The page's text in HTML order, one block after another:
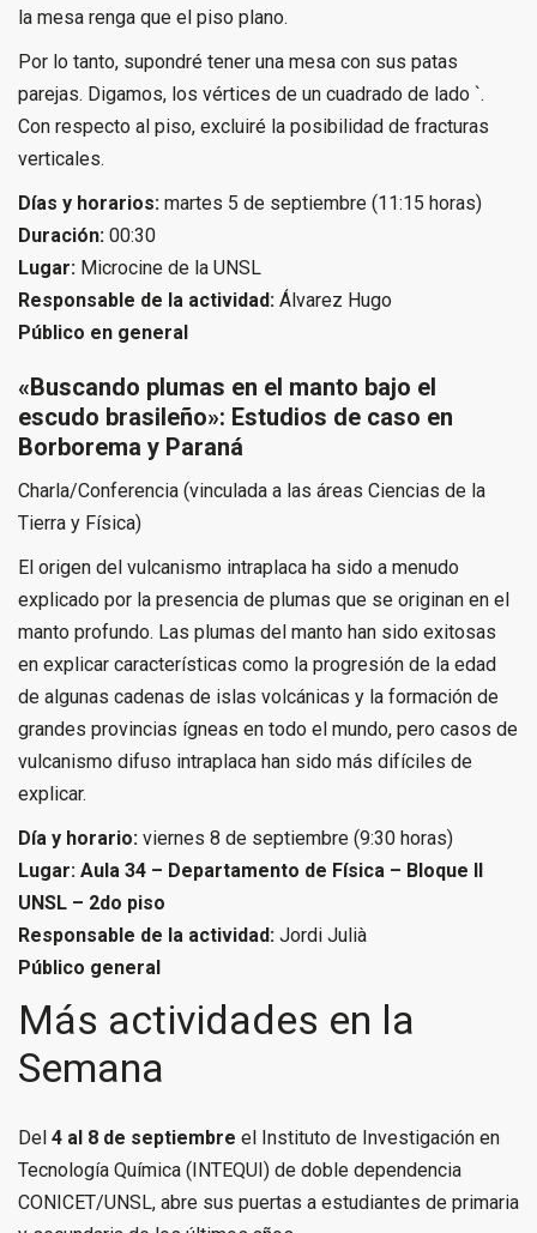
la mesa renga que el piso plano.
Por lo tanto, supondré tener una mesa con sus patas
parejas. Digamos, los vértices de un cuadrado de lado `.
Con respecto al piso, excluiré la posibilidad de fracturas
verticales.
Días y horarios: martes 5 de septiembre (11:15 horas)
Duración: 00:30
Lugar: Microcine de la UNSL
Responsable de la actividad: Álvarez Hugo
Público en general
«Buscando plumas en el manto bajo el
escudo brasileño»: Estudios de caso en
Borborema y Paraná
Charla/Conferencia (vinculada a las áreas Ciencias de la
Tierra y Física)
El origen del vulcanismo intraplaca ha sido a menudo
explicado por la presencia de plumas que se originan en el
manto profundo. Las plumas del manto han sido exitosas
en explicar características como la progresión de la edad
de algunas cadenas de islas volcánicas y la formación de
grandes provincias ígneas en todo el mundo, pero casos de
vulcanismo difuso intraplaca han sido más difíciles de
explicar.
Día y horario: viernes 8 de septiembre (9:30 horas)
Lugar: Aula 34 – Departamento de Física – Bloque II
UNSL – 2do piso
Responsable de la actividad: Jordi Julià
Público general
Más actividades en la
Semana
Del 4 al 8 de septiembre el Instituto de Investigación en
Tecnología Química (INTEQUI) de doble dependencia
CONICET/UNSL, abre sus puertas a estudiantes de primaria